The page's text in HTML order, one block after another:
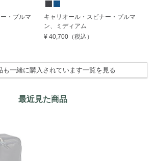
・プルマ
キャリオール・スピナー・プルマ
ン、ミディアム
¥ 40,700 （税込）
も一緒に購入されています一覧を見る
最近見た商品